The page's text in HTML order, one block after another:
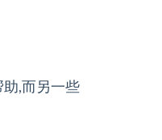
,而另一些